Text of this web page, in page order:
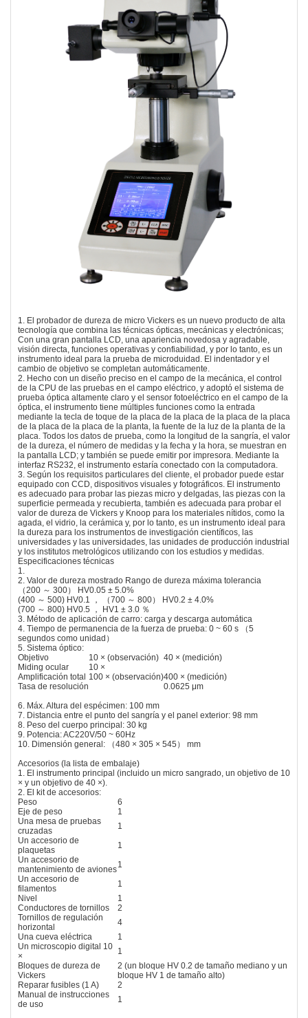
1. El probador de dureza de micro Vickers es un nuevo producto de alta
tecnología que combina las técnicas ópticas, mecánicas y electrónicas;
Con una gran pantalla LCD, una apariencia novedosa y agradable,
visión directa, funciones operativas y confiabilidad, y por lo tanto, es un
instrumento ideal para la prueba de microduidad. El indentador y el
cambio de objetivo se completan automáticamente.
2. Hecho con un diseño preciso en el campo de la mecánica, el control
de la CPU de las pruebas en el campo eléctrico, y adoptó el sistema de
prueba óptica altamente claro y el sensor fotoeléctrico en el campo de la
óptica, el instrumento tiene múltiples funciones como la entrada
mediante la tecla de toque de la placa de la placa de la placa de la placa
de la placa de la placa de la planta, la fuente de la luz de la planta de la
placa. Todos los datos de prueba, como la longitud de la sangría, el valor
de la dureza, el número de medidas y la fecha y la hora, se muestran en
la pantalla LCD; y también se puede emitir por impresora. Mediante la
interfaz RS232, el instrumento estaría conectado con la computadora.
3. Según los requisitos particulares del cliente, el probador puede estar
equipado con CCD, dispositivos visuales y fotográficos. El instrumento
es adecuado para probar las piezas micro y delgadas, las piezas con la
superficie permeada y recubierta, también es adecuada para probar el
valor de dureza de Vickers y Knoop para los materiales nítidos, como la
agada, el vidrio, la cerámica y, por lo tanto, es un instrumento ideal para
la dureza para los instrumentos de investigación científicos, las
universidades y las universidades, las unidades de producción industrial
y los institutos metrológicos utilizando con los estudios y medidas.
Especificaciones técnicas
1.
2. Valor de dureza mostrado Rango de dureza máxima tolerancia
（200 ～ 300） HV0.05 ± 5.0%
(400 ～ 500) HV0.1 ， （700 ～ 800） HV0.2 ± 4.0%
(700 ～ 800) HV0.5 ， HV1 ± 3.0 ％
3. Método de aplicación de carro: carga y descarga automática
4. Tiempo de permanencia de la fuerza de prueba: 0 ~ 60 s （5
segundos como unidad）
5. Sistema óptico:
Objetivo
10 × (observación) 40 × (medición)
Miding ocular
10 ×
Amplificación total 100 × (observación)400 × (medición)
Tasa de resolución
0.0625 μm
6. Máx. Altura del espécimen: 100 mm
7. Distancia entre el punto del sangría y el panel exterior: 98 mm
8. Peso del cuerpo principal: 30 kg
9. Potencia: AC220V/50 ~ 60Hz
10. Dimensión general: （480 × 305 × 545） mm
Accesorios (la lista de embalaje)
1. El instrumento principal (incluido un micro sangrado, un objetivo de 10
× y un objetivo de 40 ×).
2. El kit de accesorios:
Peso
6
Eje de peso
1
Una mesa de pruebas
cruzadas
1
Un accesorio de
plaquetas
1
Un accesorio de
mantenimiento de aviones1
Un accesorio de
filamentos
1
Nivel
1
Conductores de tornillos
2
Tornillos de regulación
horizontal
4
Una cueva eléctrica
1
Un microscopio digital 10
×
1
Bloques de dureza de
Vickers
2 (un bloque HV 0.2 de tamaño mediano y un
bloque HV 1 de tamaño alto)
Reparar fusibles (1 A)
2
Manual de instrucciones
de uso
1